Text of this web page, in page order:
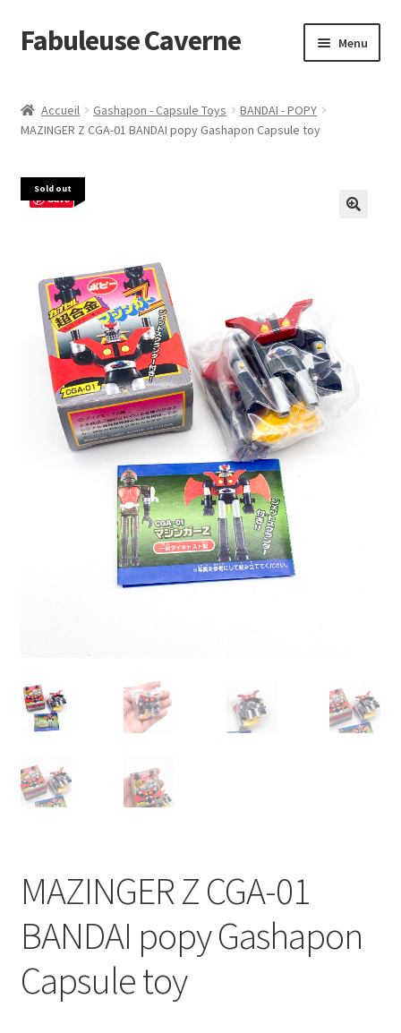
Aller
à
navigation
Aller
au
Fabuleuse Caverne Menu
En boutique
enfant
Superflat Museum Murakami
Accueil Gashapon - Capsule Toys
BANDAI - POPY
MAZINGER Z CGA-01 BANDAI popy Gashapon Capsule toy
Sold out
Save
MAZINGER Z CGA-01
BANDAI popy Gashapon
Capsule toy